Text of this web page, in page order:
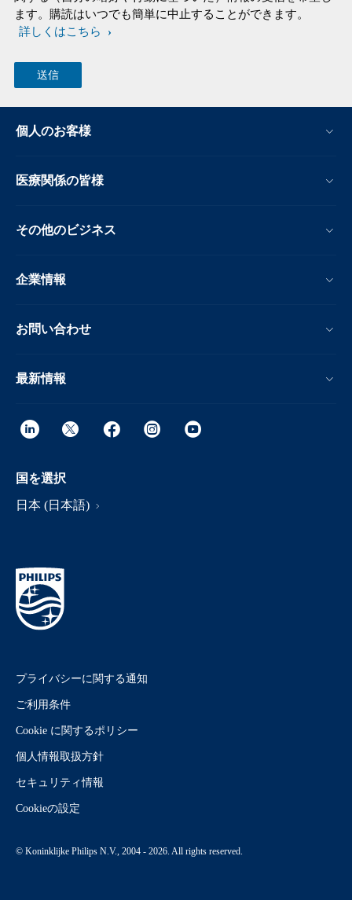
ます。購読はいつでも簡単に中止することができます。
詳しくはこちら
個人のお客様
医療関係の皆様
その他のビジネス
企業情報
お問い合わせ
最新情報
国を選択
日本 (日本語)
プライバシーに関する通知
ご利用条件
Cookie に関するポリシー
個人情報取扱方針
セキュリティ情報
Cookieの設定
© Koninklijke Philips N.V., 2004 - 2026. All rights reserved.